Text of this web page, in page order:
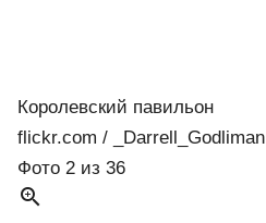
Королевский павильон
flickr.com / _Darrell_Godliman
Фото 2 из 36
